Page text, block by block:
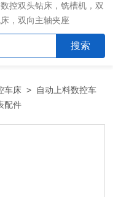
控双头钻床，铣槽机，双
，双向主轴夹座
车床 > 自动上料数控车
配件